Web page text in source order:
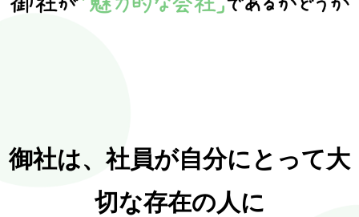
御社は、社員が自分にとって大
切な存在の人に